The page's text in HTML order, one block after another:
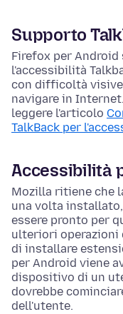
Supporto
Firefox per
l'accessibilità
con difficoltà
navigare in
leggere l'articolo
TalkBack per
Accessibilità
Mozilla ritiene che
una volta
essere pronto per
ulteriori operazioni
di installare
per Android viene
dispositivo di un
dovrebbe
dell'utente.